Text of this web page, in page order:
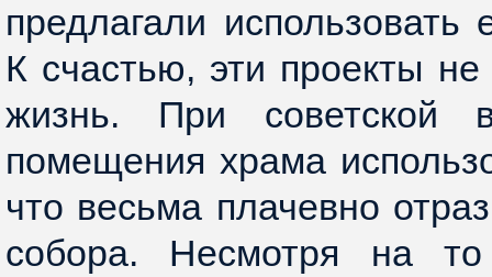
предлагали использовать
К счастью, эти проекты
жизнь. При советской
помещения храма
что весьма плачевно
собора. Несмотря на